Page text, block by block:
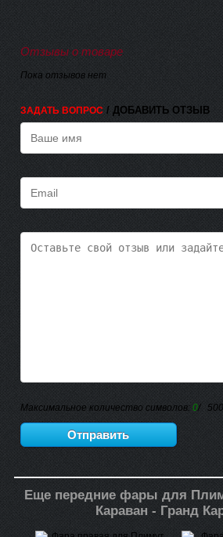
Отзывы о товаре
Пока отзывов нет
ЗАДАТЬ ВОПРОС/ ДОБАВИТЬ ОТЗЫВ
Максимальное количество символов: 0/ 500
Еще передние фары для
Караван - Гранд